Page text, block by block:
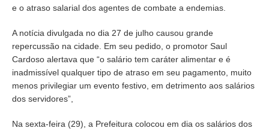
e o atraso salarial dos agentes de combate a endemias.
A notícia divulgada no dia 27 de julho causou grande
repercussão na cidade. Em seu pedido, o promotor Saul
Cardoso alertava que “o salário tem caráter alimentar e é
inadmissível qualquer tipo de atraso em seu pagamento, muito
menos privilegiar um evento festivo, em detrimento aos salários
dos servidores”,
Na sexta-feira (29), a Prefeitura colocou em dia os salários dos